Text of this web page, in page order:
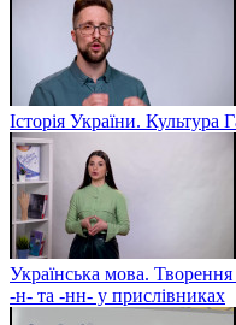
Історія України. Культура
Українська мова.
-н- та -нн- у прислівниках